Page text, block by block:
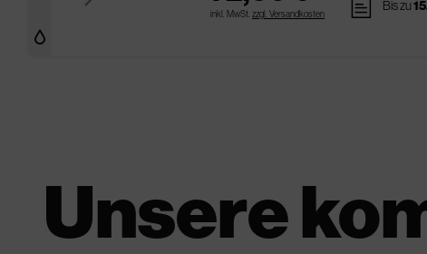
inkl. MwSt. zzgl. Versandkosten
Bis zu
Unsere